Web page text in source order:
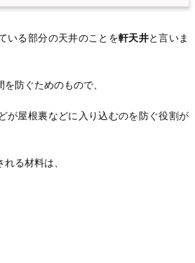
いる部分の天井のことを軒天井と言いま
防ぐためのもので、
が屋根裏などに入り込むのを防ぐ役割が
る材料は、